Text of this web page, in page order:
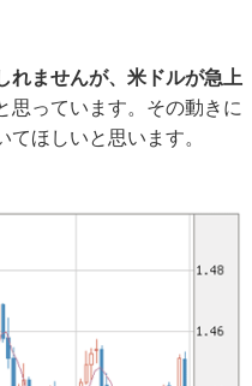
れませんが、米ドルが急上
思っています。その動きに
ほしいと思います。